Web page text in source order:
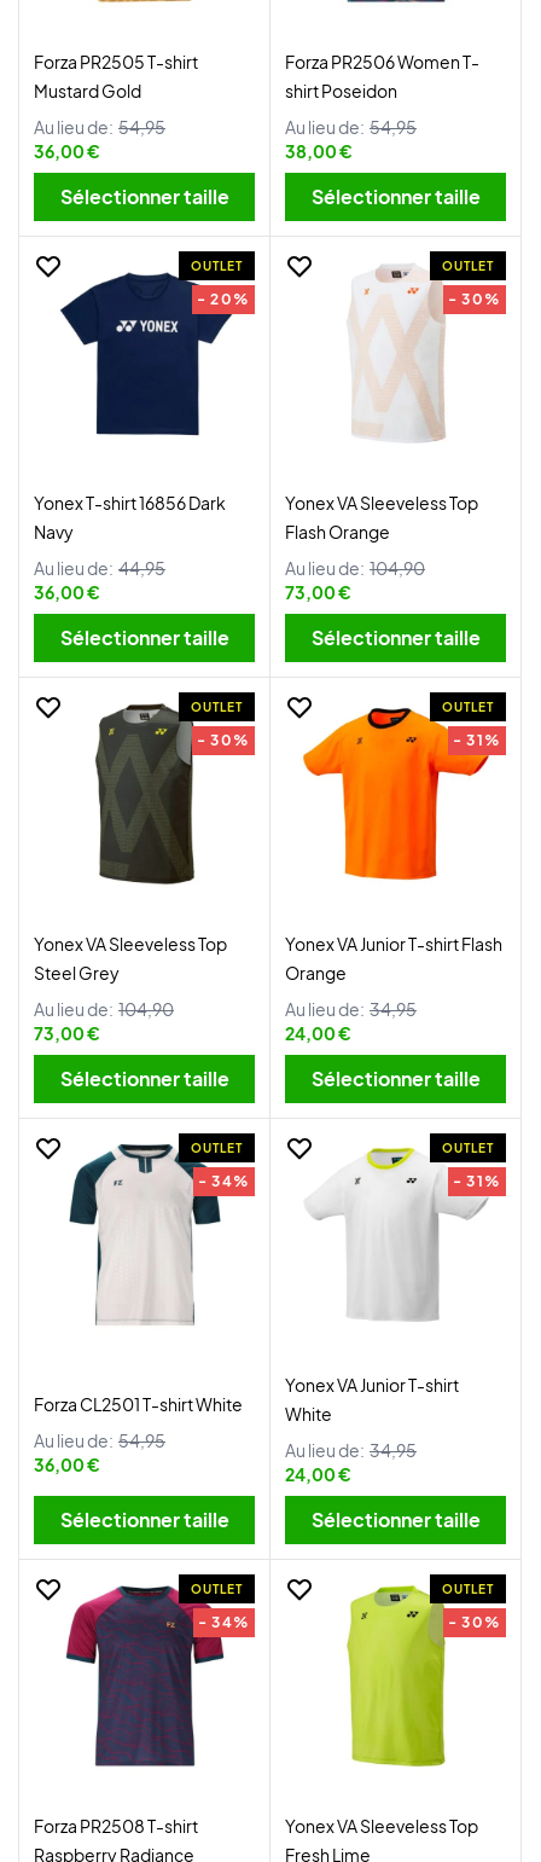
Forza PR2505 T-shirt
Mustard Gold
Au lieu de: 54,95
36,00 €
Sélectionner taille
Forza PR2506 Women T-
shirt Poseidon
Au lieu de: 54,95
38,00 €
Sélectionner taille
OUTLET
- 20%
Yonex T-shirt 16856 Dark
Navy
Au lieu de: 44,95
36,00 €
Sélectionner taille
OUTLET
- 30%
Yonex VA Sleeveless Top
Flash Orange
Au lieu de: 104,90
73,00 €
Sélectionner taille
OUTLET
- 30%
Yonex VA Sleeveless Top
Steel Grey
Au lieu de: 104,90
73,00 €
Sélectionner taille
OUTLET
- 31%
Yonex VA Junior T-shirt Flash
Orange
Au lieu de: 34,95
24,00 €
Sélectionner taille
OUTLET
- 34%
Forza CL2501 T-shirt White
Au lieu de: 54,95
36,00 €
Sélectionner taille
OUTLET
- 31%
Yonex VA Junior T-shirt
White
Au lieu de: 34,95
24,00 €
Sélectionner taille
OUTLET
- 34%
Forza PR2508 T-shirt
Raspberry Radiance
OUTLET
- 30%
Yonex VA Sleeveless Top
Fresh Lime